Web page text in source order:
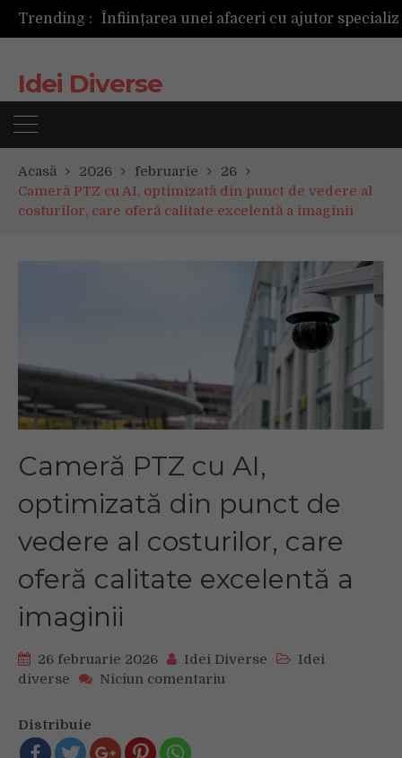
Trending :
Idei Diverse
Acasă 2026 februarie
26
Cameră PTZ cu AI, optimizată din punct de vedere al
costurilor, care oferă calitate excelentă a imaginii
Cameră PTZ cu AI,
optimizată din punct de
vedere al costurilor, care
oferă calitate excelentă a
imaginii
26 februarie 2026 Idei Diverse
Idei
diverse
Niciun comentariu
Distribuie